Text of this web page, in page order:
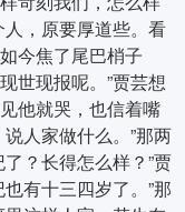
，原要厚道些。看
今焦了尾巴梢子
世现报呢。”贾芸想
他就哭，也信着嘴
人家做什么。”那两
？长得怎么样？”贾
有十三四岁了。”那